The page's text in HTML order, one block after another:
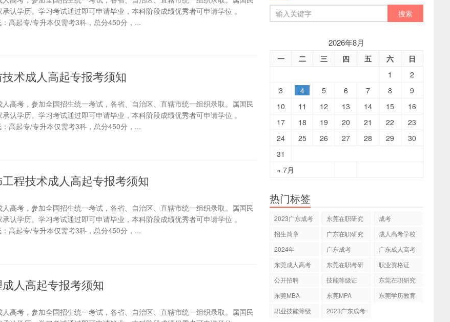
认学历。学习考试通过即可申请毕业，本科阶段成绩优秀者可申请学位 。
高起专/专升本仅需考3科，总分450分，...
术成人高起专报考须知
高考，参加全国招生统一考试，各省、自治区、直辖市统一组织录取。属国民
认学历。学习考试通过即可申请毕业，本科阶段成绩优秀者可申请学位 。
高起专/专升本仅需考3科，总分450分，...
程技术成人高起专报考须知
高考，参加全国招生统一考试，各省、自治区、直辖市统一组织录取。属国民
认学历。学习考试通过即可申请毕业，本科阶段成绩优秀者可申请学位 。
高起专/专升本仅需考3科，总分450分，...
人高起专报考须知
高考，参加全国招生统一考试，各省、自治区、直辖市统一组织录取。属国民
2026年8月
一 二 三 四 五 六 日
« 7月
1
2
3
4 5 6 7 8
9
10
11 12 13 14 15
16
17
18 19 20 21 22
23
24
25 26 27 28 29
30
31
热门标签
2023广东成考
东莞在职研究
成考
招生简章
广东在职研究
成人高考学校
2024年
广东成考
广东成人高考
东莞成人高考
东莞在职考研
职业资格证
公开招聘
技能等级证
东莞在职研究
东莞MBA 东莞MPA
东莞学历教育
职业技能等级
2023广东成考